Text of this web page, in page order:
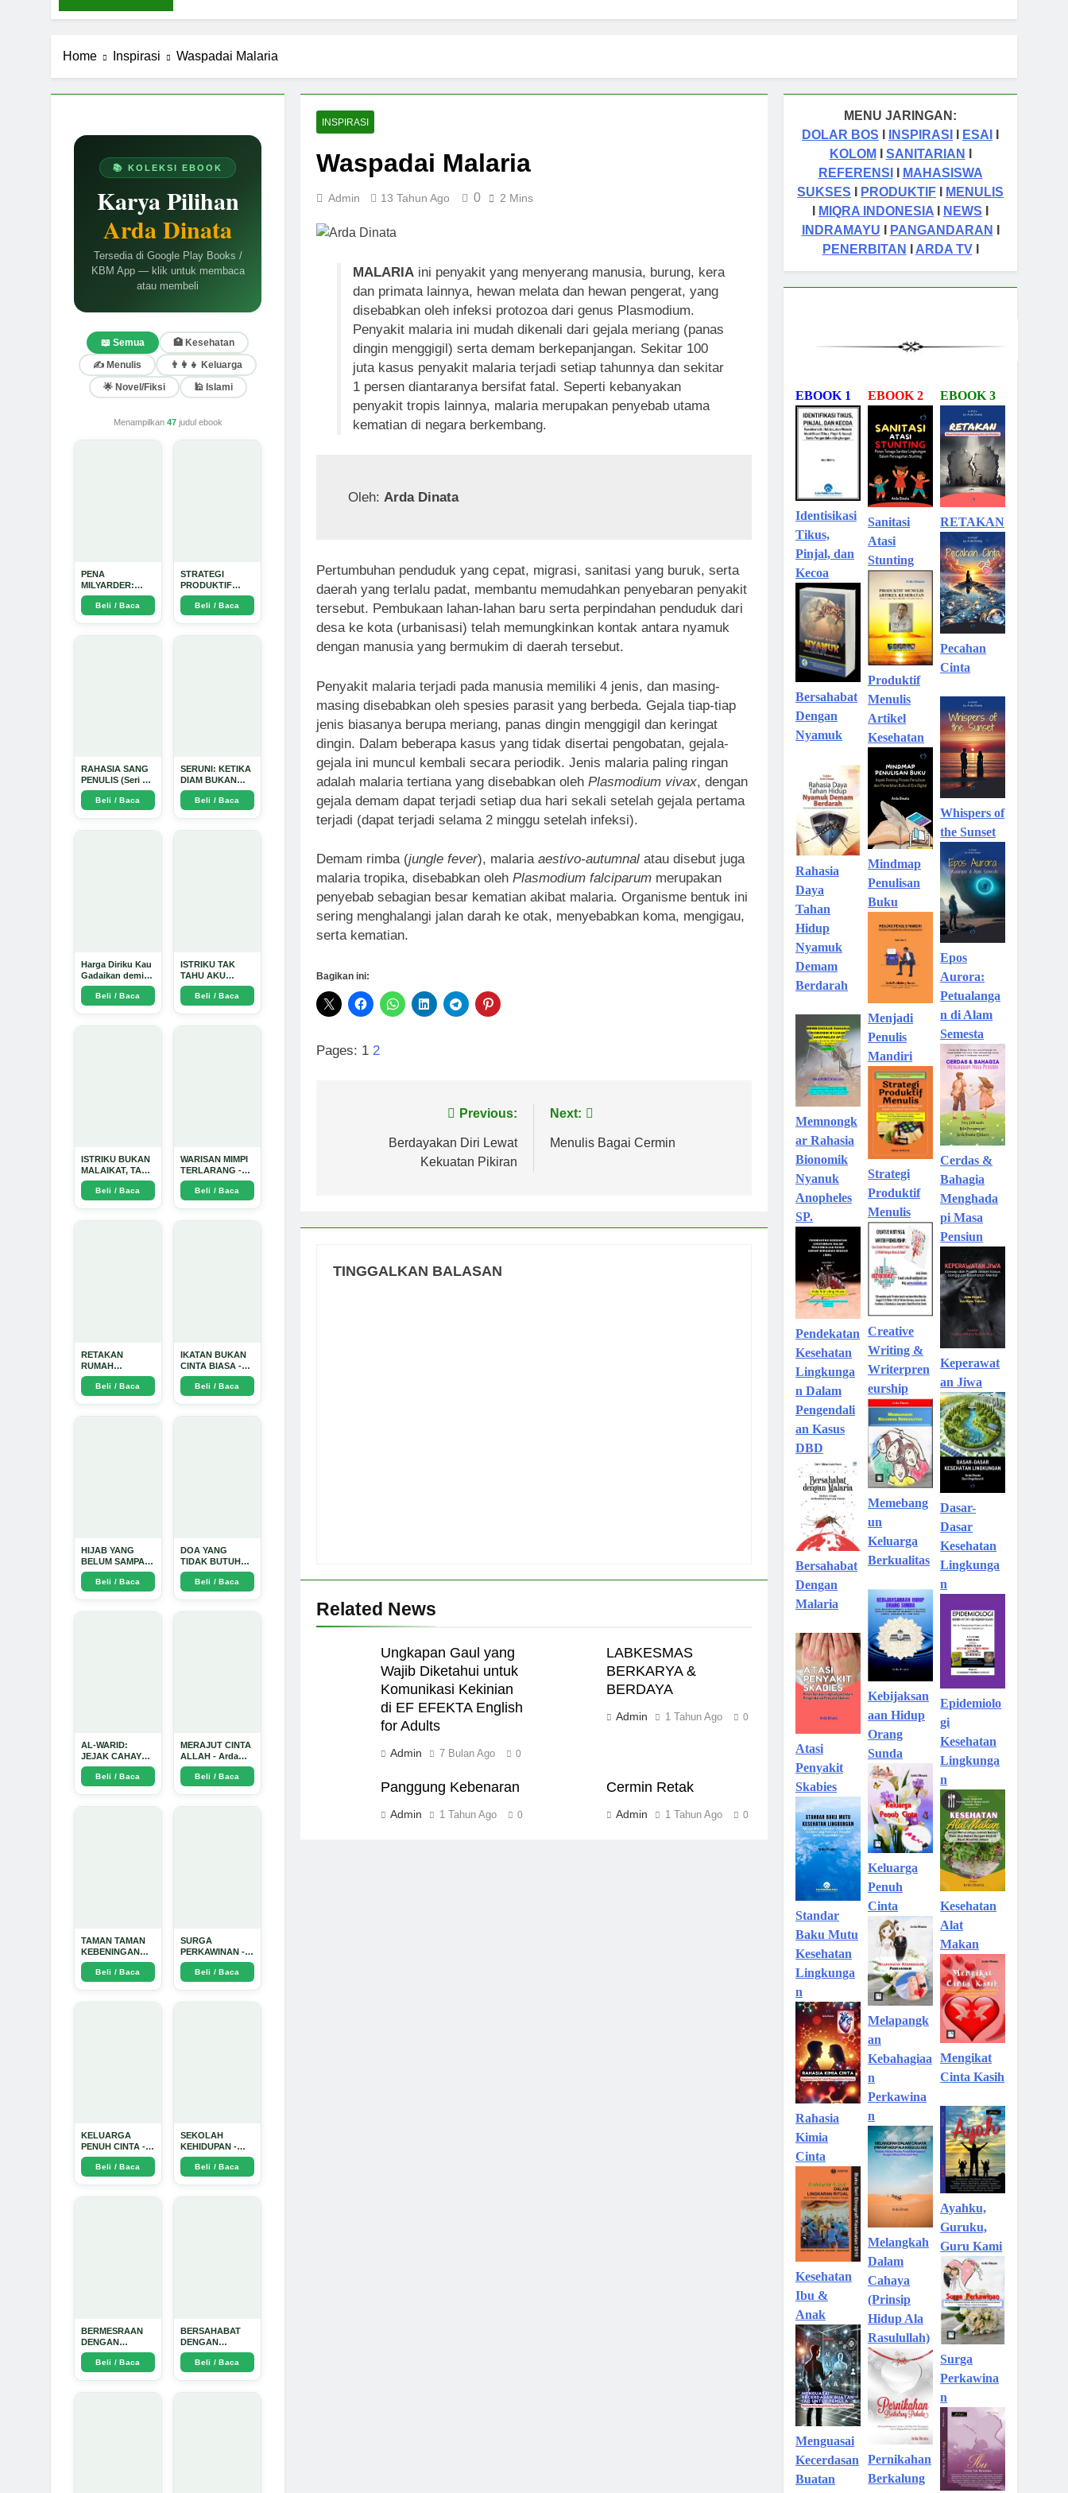
Home Inspirasi Waspadai Malaria
📚 KOLEKSI EBOOK
Karya Pilihan
Arda Dinata
Tersedia di Google Play Books /
KBM App — klik untuk membaca
atau membeli
📖 Semua
🏥 Kesehatan
✍️ Menulis
👨‍👩‍👧 Keluarga
🌟 Novel/Fiksi
🕌 Islami
Menampilkan 47judul ebook
PENA
MILYARDER:
Kisah, Rahasia
Sukses, dan
Panduan Menjadi
Beli / Baca
STRATEGI
PRODUKTIF
MENULIS
UPDATE - Arda
Dinata
Beli / Baca
RAHASIA SANG
PENULIS (Seri 1)
- Arda Dinata
Beli / Baca
SERUNI: KETIKA
DIAM BUKAN
LAGI PILIHAN -
Arda Dinata
Beli / Baca
Harga Diriku Kau
Gadaikan demi
Perempuan Itu -
Arda Dinata
Beli / Baca
ISTRIKU TAK
TAHU AKU
PENGUSAHA
EMAS - Arda
Dinata
Beli / Baca
ISTRIKU BUKAN
MALAIKAT, TAPI
AKU JUGA
TIDAK SUCI -
Beli / Baca
WARISAN MIMPI
TERLARANG -
Arda Dinata
Beli / Baca
RETAKAN
RUMAH
TANGGA:
Sebuah
Perjalanan
Beli / Baca
IKATAN BUKAN
CINTA BIASA -
Arda Dinata
Beli / Baca
HIJAB YANG
BELUM SAMPAI
KE HATI: Ketika
Cinta Seorang
Ustadz Menjadi
Beli / Baca
DOA YANG
TIDAK BUTUH
SINYAL: Kisah
Tiga Jiwa yang
Tersesat di Era AI
Beli / Baca
AL-WARID:
JEJAK CAHAYA
DI ANTARA DUA
ZAMAN - Arda
Dinata
Beli / Baca
MERAJUT CINTA
ALLAH - Arda
Dinata
Beli / Baca
TAMAN TAMAN
KEBENINGAN
HATI - Arda
DinataBeli / Baca
SURGA
PERKAWINAN -
Arda Dinata
Beli / Baca
KELUARGA
PENUH CINTA -
Arda Dinata
Beli / Baca
SEKOLAH
KEHIDUPAN -
Arda Dinata
Beli / Baca
BERMESRAAN
DENGAN
KEBAIKAN - Arda
DinataBeli / Baca
BERSAHABAT
DENGAN
NYAMUK: Jurus
Jitu Atasi
Penyakit
Beli / Baca
INSPIRASI
Waspadai Malaria
Admin 13 Tahun Ago 0 2 Mins
MALARIAini penyakit yang menyerang manusia, burung, kera
dan primata lainnya, hewan melata dan hewan pengerat, yang
disebabkan oleh infeksi protozoa dari genus Plasmodium.
Penyakit malaria ini mudah dikenali dari gejala meriang (panas
dingin menggigil) serta demam berkepanjangan. Sekitar 100
juta kasus penyakit malaria terjadi setiap tahunnya dan sekitar
1 persen diantaranya bersifat fatal. Seperti kebanyakan
penyakit tropis lainnya, malaria merupakan penyebab utama
kematian di negara berkembang.
Oleh: Arda Dinata
Pertumbuhan penduduk yang cepat, migrasi, sanitasi yang buruk, serta
daerah yang terlalu padat, membantu memudahkan penyebaran penyakit
tersebut. Pembukaan lahan-lahan baru serta perpindahan penduduk dari
desa ke kota (urbanisasi) telah memungkinkan kontak antara nyamuk
dengan manusia yang bermukim di daerah tersebut.
Penyakit malaria terjadi pada manusia memiliki 4 jenis, dan masing-
masing disebabkan oleh spesies parasit yang berbeda. Gejala tiap-tiap
jenis biasanya berupa meriang, panas dingin menggigil dan keringat
dingin. Dalam beberapa kasus yang tidak disertai pengobatan, gejala-
gejala ini muncul kembali secara periodik. Jenis malaria paling ringan
adalah malaria tertiana yang disebabkan oleh Plasmodium vivax, dengan
gejala demam dapat terjadi setiap dua hari sekali setelah gejala pertama
terjadi (dapat terjadi selama 2 minggu setelah infeksi).
Demam rimba (jungle fever), malaria aestivo-autumnal atau disebut juga
malaria tropika, disebabkan oleh Plasmodium falciparum merupakan
penyebab sebagian besar kematian akibat malaria. Organisme bentuk ini
sering menghalangi jalan darah ke otak, menyebabkan koma, mengigau,
serta kematian.
Bagikan ini:
Pages: 1 2
Previous:
Berdayakan Diri Lewat
Kekuatan Pikiran
Next:
Menulis Bagai Cermin
TINGGALKAN BALASAN
Related News
Ungkapan Gaul yang
Wajib Diketahui untuk
Komunikasi Kekinian
di EF EFEKTA English
for Adults
Admin 7 Bulan Ago 0
LABKESMAS
BERKARYA &
BERDAYA
Admin 1 Tahun Ago 0
Panggung Kebenaran
Admin 1 Tahun Ago 0
Cermin Retak
Admin 1 Tahun Ago 0
MENU JARINGAN:
DOLAR BOS
INSPIRASI ESAI
KOLOM
SANITARIAN
REFERENSI
MAHASISWA
SUKSES
PRODUKTIF
MENULIS
MIQRA INDONESIA NEWS
INDRAMAYU
PANGANDARAN
PENERBITAN
ARDA TVI
EBOOK 1
Identisikasi
Tikus,
Pinjal, dan
Kecoa
Bersahabat
Dengan
Nyamuk
Rahasia
Daya
Tahan
Hidup
Nyamuk
Demam
Berdarah
Memnongk
ar Rahasia
Bionomik
Nyanuk
Anopheles
SP.
Pendekatan
Kesehatan
Lingkunga
n Dalam
Pengendali
an Kasus
DBD
Bersahabat
Dengan
Malaria
Atasi
Penyakit
Skabies
Standar
Baku Mutu
Kesehatan
Lingkunga
n
Rahasia
Kimia
Cinta
Kesehatan
Ibu &
Anak
Menguasai
Kecerdasan
Buatan
EBOOK 2
Sanitasi
Atasi
Stunting
Produktif
Menulis
Artikel
Kesehatan
Mindmap
Penulisan
Buku
Menjadi
Penulis
Mandiri
Strategi
Produktif
Menulis
Creative
Writing &
Writerpren
eurship
Memebang
un
Keluarga
Berkualitas
Kebijaksan
aan Hidup
Orang
Sunda
Keluarga
Penuh
Cinta
Melapangk
an
Kebahagiaa
n
Perkawina
n
Melangkah
Dalam
Cahaya
(Prinsip
Hidup Ala
Rasulullah)
Pernikahan
Berkalung
EBOOK 3
RETAKAN
Pecahan
Cinta
Whispers of
the Sunset
Epos
Aurora:
Petualanga
n di Alam
Semesta
Cerdas &
Bahagia
Menghada
pi Masa
Pensiun
Keperawat
an Jiwa
Dasar-
Dasar
Kesehatan
Lingkunga
n
Epidemiolo
gi
Kesehatan
Lingkunga
n
Kesehatan
Alat
Makan
Mengikat
Cinta Kasih
Ayahku,
Guruku,
Guru Kami
Surga
Perkawina
n